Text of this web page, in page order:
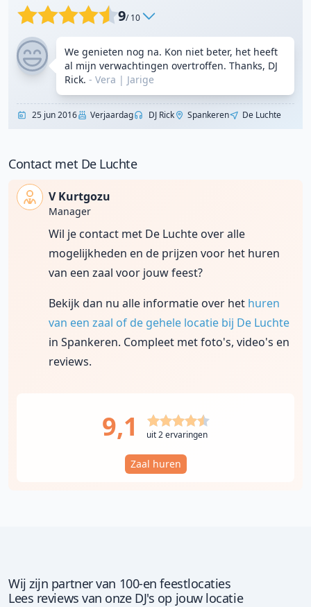
9/ 10
We genieten nog na. Kon niet beter, het heeft
al mijn verwachtingen overtroffen. Thanks, DJ
Rick. - Vera | Jarige
25 jun 2016 Verjaardag DJ Rick Spankeren De Luchte
Contact met De Luchte
V Kurtgozu
Manager
Wil je contact met De Luchte over alle
mogelijkheden en de prijzen voor het huren
van een zaal voor jouw feest?
Bekijk dan nu alle informatie over het huren
van een zaal of de gehele locatie bij De Luchte
in Spankeren. Compleet met foto's, video's en
reviews.
9,1 uit 2 ervaringen
Zaal huren
Wij zijn partner van 100-en feestlocaties
Lees reviews van onze DJ's op jouw locatie